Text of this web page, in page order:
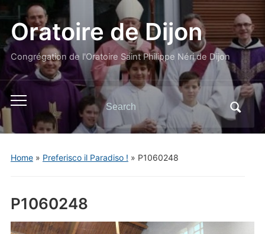
Oratoire de Dijon
Congrégation de l'Oratoire Saint Philippe Néri de Dijon
Toggle
mobile
menu
Search
for:
Home» Preferisco il Paradiso ! » P1060248
P1060248